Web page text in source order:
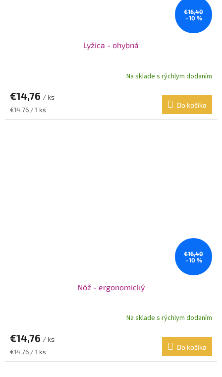
€16,40
–10 %
Lyžica - ohybná
Na sklade s rýchlym dodaním
€14,76 / ks
Jednotková
cena:
€14,76 / 1 ks
Do košíka
€16,40
–10 %
Nôž - ergonomický
Na sklade s rýchlym dodaním
€14,76 / ks
Jednotková
cena:
€14,76 / 1 ks
Do košíka